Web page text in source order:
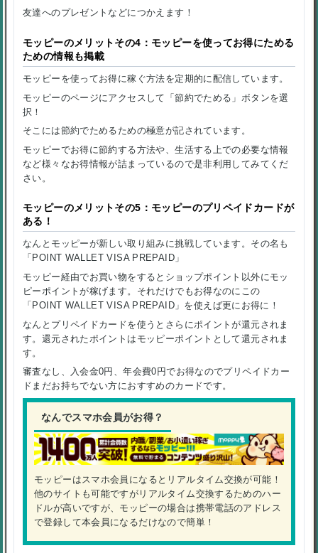
友達へのプレゼントなどにつかえます！
モッピーのメリットその4：モッピーを使ってお得にためる
ための情報も掲載
モッピーを使ってお得に稼ぐ方法を定期的に配信しています。
モッピーのページにアクセスして「節約でためる」ボタンを選
択！
そこには節約でためるための極意が記されています。
モッピーでお得に節約する方法や、生活する上での必要な情報
など様々なお得情報が詰まっているので是非利用してみてくだ
さい。
モッピーのメリットその5：モッピーのプリペイドカードが
ある！
なんとモッピーが新しい取り組みに挑戦しています。その名も
「POINT WALLET VISA PREPAID」
モッピー経由でお買い物をするとショップポイント以外にモッ
ピーポイントが稼げます。それだけでもお得なのにこの
「POINT WALLET VISA PREPAID」を使えば更にお得に！
なんとプリペイドカードを使うとさらにポイントが還元されま
す。還元されたポイントはモッピーポイントとして還元されま
す。
審査なし、入会金0円、年会費0円でお得なのでプリペイドカー
ドまだお持ちでない方におすすめのカードです。
なんでスマホ会員がお得？
モッピーはスマホ会員になるとリアルタイム交換が可能！
他のサイトも可能ですがリアルタイム交換するためのハー
ドルが高いですが、モッピーの場合は携帯電話のアドレス
で登録して本会員になるだけなので簡単！